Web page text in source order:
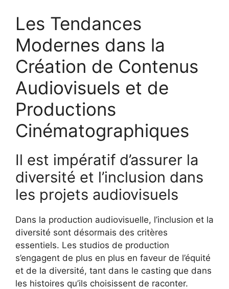
Les Tendances
Modernes dans la
Création de Contenus
Audiovisuels et de
Productions
Cinématographiques
Il est impératif d’assurer la
diversité et l’inclusion dans
les projets audiovisuels
Dans la production audiovisuelle, l’inclusion et la
diversité sont désormais des critères
essentiels. Les studios de production
s’engagent de plus en plus en faveur de l’équité
et de la diversité, tant dans le casting que dans
les histoires qu’ils choisissent de raconter.